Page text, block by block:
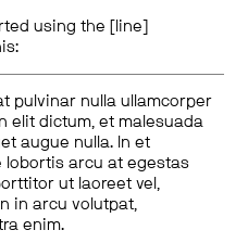
using the [line]
pulvinar nulla ullamcorper
elit dictum, et malesuada
augue nulla. In et
lobortis arcu at egestas
ut laoreet vel,
in arcu volutpat,
enim.